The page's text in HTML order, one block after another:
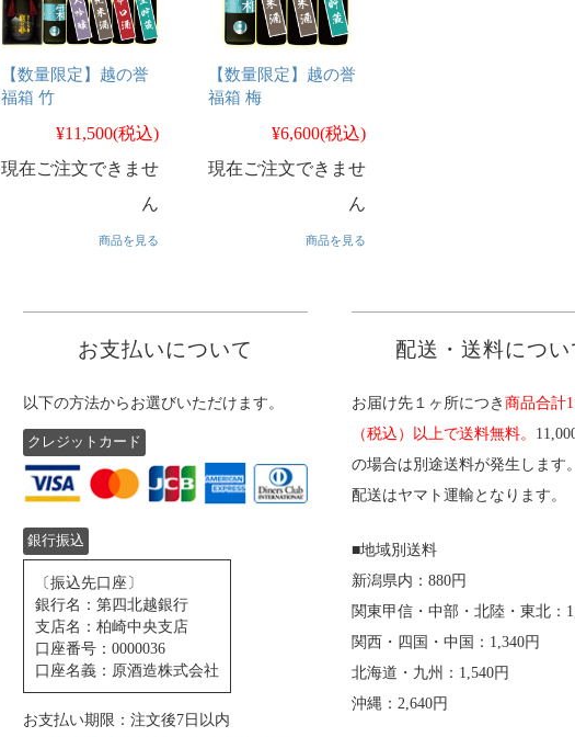
【数量限定】越の誉
福箱 竹
¥11,500(税込)
現在ご注文できませ
ん
商品を見る
【数量限定】越の誉
福箱 梅
¥6,600(税込)
現在ご注文できませ
ん
商品を見る
お支払いについて
以下の方法からお選びいただけます。
クレジットカード
銀行振込
〔振込先口座〕
銀行名：第四北越銀行
支店名：柏崎中央支店
口座番号：0000036
口座名義：原酒造株式会社
お支払い期限：注文後7日以内
配送・送料につい
お届け先１ヶ所につき商品合計
（税込）以上で送料無料。
の場合は別途送料が発生します
配送はヤマト運輸となります。
■地域別送料
新潟県内：880円
関東甲信・中部・北陸・東北：
関西・四国・中国：1,340円
北海道・九州：1,540円
沖縄：2,640円